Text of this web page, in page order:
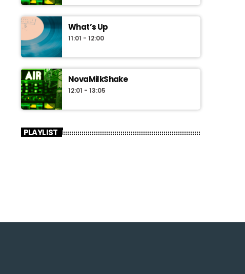
What’s Up
11:01 - 12:00
NovaMilkShake
12:01 - 13:05
PLAYLIST